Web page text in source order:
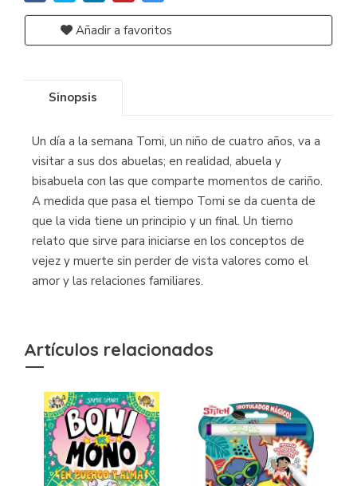
Añadir a favoritos
Sinopsis
Un día a la semana Tomi, un niño de cuatro años, va a
visitar a sus dos abuelas; en realidad, abuela y
bisabuela con las que comparte momentos de cariño.
A medida que pasa el tiempo Tomi se da cuenta de
que la vida tiene un principio y un final. Un tierno
relato que sirve para iniciarse en los conceptos de
vejez y muerte sin perder de vista valores como el
amor y las relaciones familiares.
Artículos relacionados